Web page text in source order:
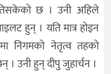
छ । उनी अहिले
हुन् । यति मात्र होइन
निगमको नेतृत्व तहको
। उनी हुन् दीपु जुहार्चन ।